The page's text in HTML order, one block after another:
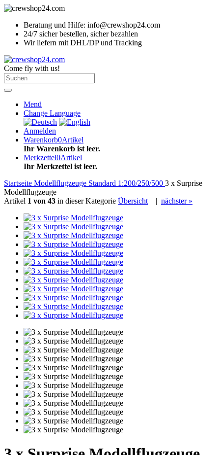
Beratung und Hilfe: info@crewshop24.com
24/7 sicher bestellen, sicher bezahlen
Wir liefern mit DHL/DP und Tracking
Come fly with us!
Menü
Change Language
Anmelden
Warenkorb0Artikel
Ihr Warenkorb ist leer.
Merkzettel0Artikel
Ihr Merkzettel ist leer.
Startseite Modellflugzeuge Standard 1:200/250/500 3 x Surprise
Modellflugzeuge
Artikel 1 von 43 in dieser Kategorie Übersicht | nächster »